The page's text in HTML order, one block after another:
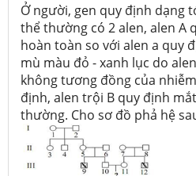
Ở người, gen quy định dạng
thể thường có 2 alen, alen A
hoàn toàn so với alen a quy
mù màu đỏ - xanh lục do
không tương đồng của
định, alen trội B quy định
thường. Cho sơ đồ phả hệ